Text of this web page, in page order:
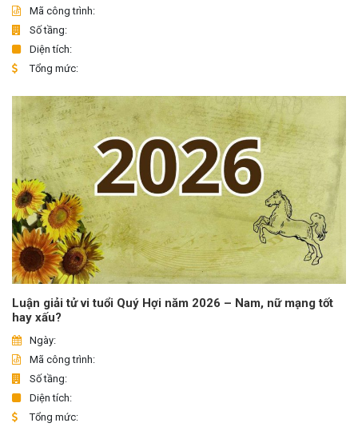
Mã công trình:
Số tầng:
Diện tích:
Tổng mức:
Luận giải tử vi tuổi Quý Hợi năm 2026 – Nam, nữ mạng tốt
hay xấu?
Ngày:
Mã công trình:
Số tầng:
Diện tích:
Tổng mức: